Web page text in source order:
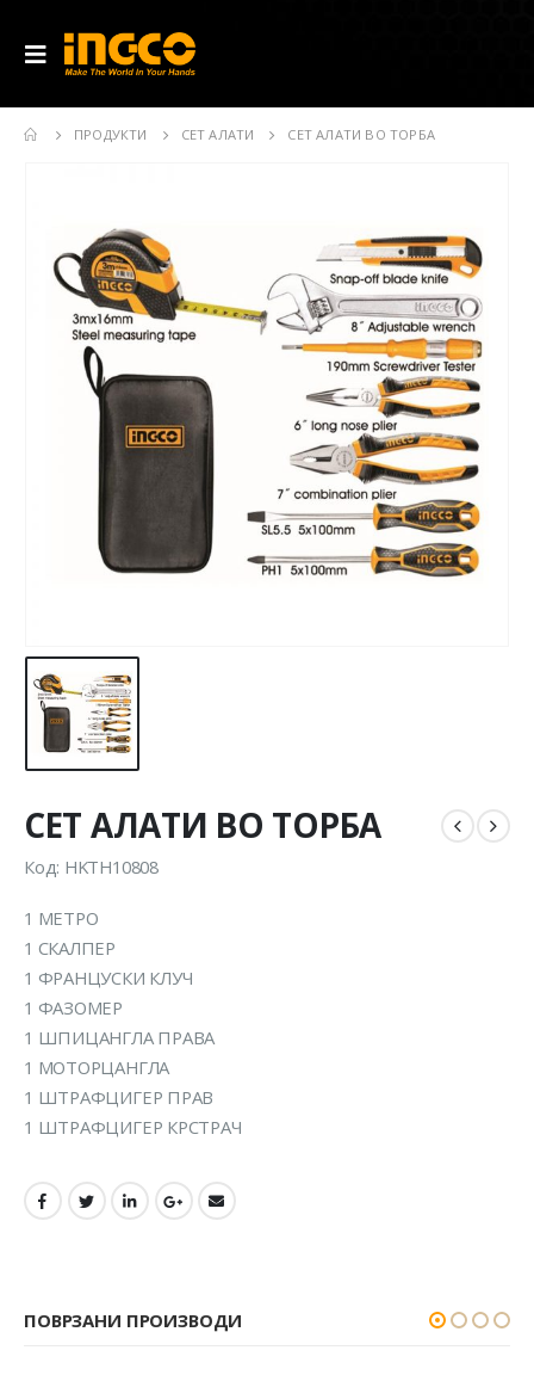
ПРОДУКТИ СЕТ АЛАТИ СЕТ АЛАТИ ВО ТОРБА
СЕТ АЛАТИ ВО ТОРБА
Код: HKTH10808
1 МЕТРО
1 СКАЛПЕР
1 ФРАНЦУСКИ КЛУЧ
1 ФАЗОМЕР
1 ШПИЦАНГЛА ПРАВА
1 МОТОРЦАНГЛА
1 ШТРАФЦИГЕР ПРАВ
1 ШТРАФЦИГЕР КРСТРАЧ
ПОВРЗАНИ ПРОИЗВОДИ